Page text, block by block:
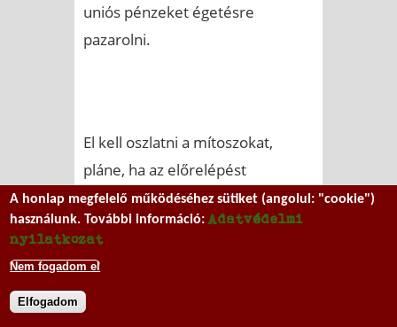
uniós pénzeket égetésre
pazarolni.
El kell oszlatni a mítoszokat,
pláne, ha az előrelépést
akadályozzák: nem állunk olyan
rosszul, nem kell Nyugatra
szerkezeten és a lakosságon.
A honlap megfelelő működéséhez sütiket (angolul: "cookie")
használunk. További információ:Adatvédelmi
nyilatkozat
Nem fogadom el
Elfogadom